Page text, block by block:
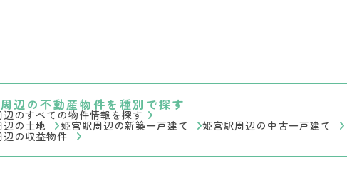
辺の不動産物件を種別で探す
辺のすべての物件情報を探す
の土地 姫宮駅周辺の新築一戸建て 姫宮駅周辺の中古一戸建て
辺の収益物件